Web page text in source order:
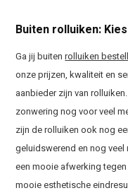
Buiten rolluiken:
Ga jij buitenrolluiken
onze prijzen, kwaliteit en
aanbieder zijn van
zonwering nog voor veel
zijn de rolluiken ook nog
geluidswerend en nog
een mooie afwerking
mooie esthetische